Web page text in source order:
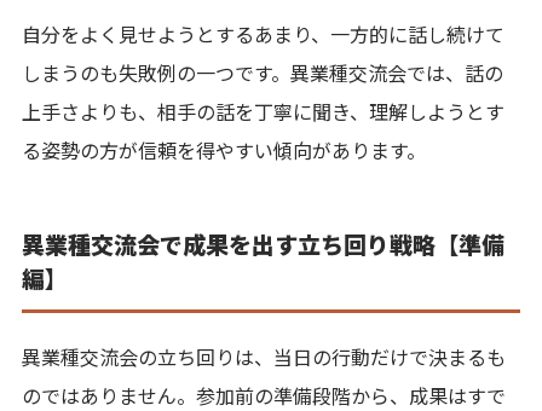
自分をよく見せようとするあまり、一方的に話し続けて
しまうのも失敗例の一つです。異業種交流会では、話の
上手さよりも、相手の話を丁寧に聞き、理解しようとす
る姿勢の方が信頼を得やすい傾向があります。
異業種交流会で成果を出す立ち回り戦略【準備
編】
異業種交流会の立ち回りは、当日の行動だけで決まるも
のではありません。参加前の準備段階から、成果はすで